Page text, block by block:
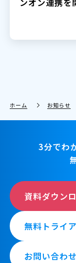
ホーム お知らせ
3分でわ
資料ダウン
無料トライ
お問い合わせ